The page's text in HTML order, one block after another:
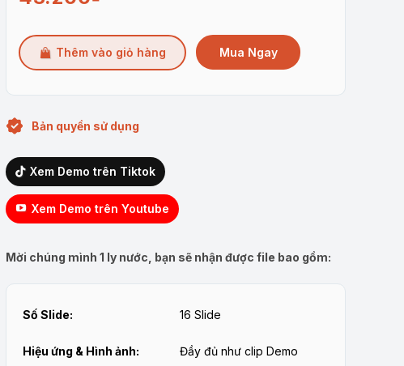
Thêm vào giỏ hàng Mua Ngay
Bản quyền sử dụng
Xem Demo trên Tiktok
Xem Demo trên Youtube
Mời chúng mình 1 ly nước, bạn sẽ nhận được file bao gồm:
Số Slide: 16 Slide
Hiệu ứng & Hình ảnh: Đầy đủ như clip Demo